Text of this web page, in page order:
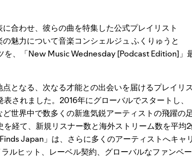
合わせ、彼らの曲を特集した公式プレイリスト
魅力について音楽コンシェルジュ ふくりゅうと
を、「New Music Wednesday [Podcast Edition]」
となる、次なる才能との出会いを届けるプレイリ
されました。2016年にグローバルでスタートし、
界中で数多くの新進気鋭アーティストの飛躍の
経て、新規リスナー数と海外ストリーム数を平均
Japan」は、さらに多くのアーティストへキャ
ルヒット、レーベル契約、グローバルなファンベ